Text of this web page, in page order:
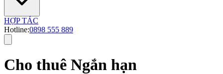
HỢP TÁC
Hotline:0898 555 889
Cho thuê Ngắn hạn